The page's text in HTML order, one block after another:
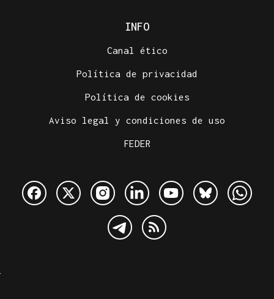
INFO
Canal ético
Política de privacidad
Política de cookies
Aviso legal y condiciones de uso
FEDER